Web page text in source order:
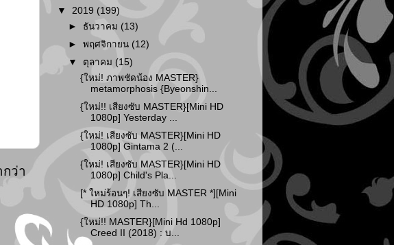
ว่า
▼ 2019 (199)
► ธันวาคม (13)
►พฤศจิกายน (12)
▼ ตุลาคม (15)
{ใหม่! ภาพชัดน้อง MASTER}
metamorphosis {Byeonshin...
{ใหม่!! เสียงซับ MASTER}[Mini HD
1080p] Yesterday ...
{ใหม่! เสียงซับ MASTER}[Mini HD
1080p] Gintama 2 (...
{ใหม่! เสียงซับ MASTER}[Mini HD
1080p] Child's Pla...
[* ใหม่ร้อนๆ! เสียงซับ MASTER *][Mini
HD 1080p] Th...
{ใหม่!! MASTER}[Mini Hd 1080p]
Creed II (2018) : บ...